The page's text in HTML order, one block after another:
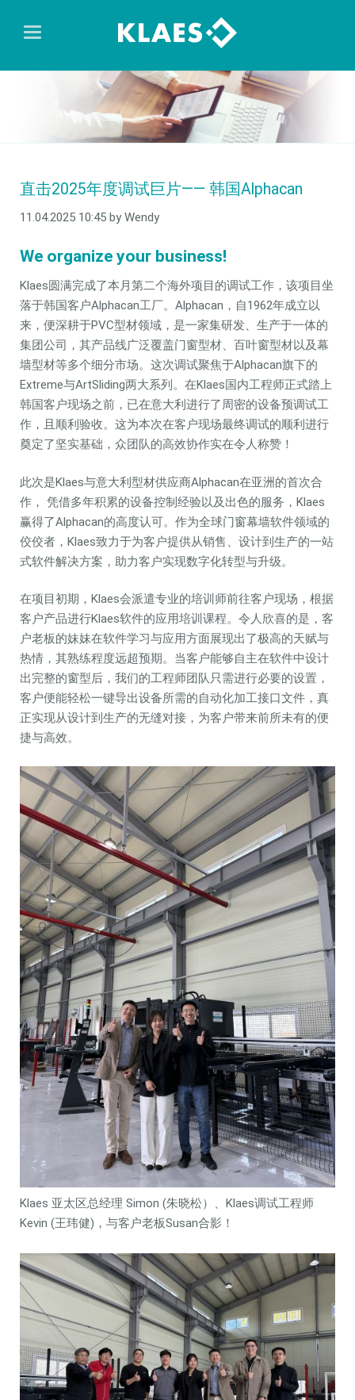
直击2025年度调试巨片—— 韩国Alphacan
11.04.2025 10:45by Wendy
We organize your business!
Klaes圆满完成了本月第二个海外项目的调试工作，该项目坐
落于韩国客户Alphacan工厂。Alphacan，自1962年成立以
来，便深耕于PVC型材领域，是一家集研发、生产于一体的
集团公司，其产品线广泛覆盖门窗型材、百叶窗型材以及幕
墙型材等多个细分市场。这次调试聚焦于Alphacan旗下的
Extreme与ArtSliding两大系列。在Klaes国内工程师正式踏上
韩国客户现场之前，已在意大利进行了周密的设备预调试工
作，且顺利验收。这为本次在客户现场最终调试的顺利进行
奠定了坚实基础，众团队的高效协作实在令人称赞！
此次是Klaes与意大利型材供应商Alphacan在亚洲的首次合
作， 凭借多年积累的设备控制经验以及出色的服务，Klaes
赢得了Alphacan的高度认可。作为全球门窗幕墙软件领域的
佼佼者，Klaes致力于为客户提供从销售、设计到生产的一站
式软件解决方案，助力客户实现数字化转型与升级。
在项目初期，Klaes会派遣专业的培训师前往客户现场，根据
客户产品进行Klaes软件的应用培训课程。令人欣喜的是，客
户老板的妹妹在软件学习与应用方面展现出了极高的天赋与
热情，其熟练程度远超预期。当客户能够自主在软件中设计
出完整的窗型后，我们的工程师团队只需进行必要的设置，
客户便能轻松一键导出设备所需的自动化加工接口文件，真
正实现从设计到生产的无缝对接，为客户带来前所未有的便
捷与高效。
Klaes 亚太区总经理 Simon (朱晓松）、Klaes调试工程师
Kevin (王玮健)，与客户老板Susan合影！